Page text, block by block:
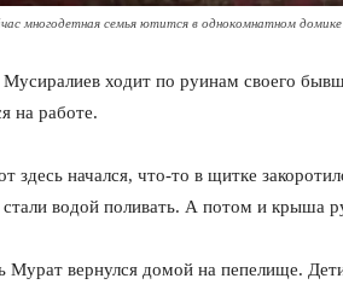
многодетная семья ютится в однокомнатном
ходит по руинам своего
на работе.
здесь начался, что-то в щитке
стали водой поливать. А потом и крыша
Мурат вернулся домой на пепелище.